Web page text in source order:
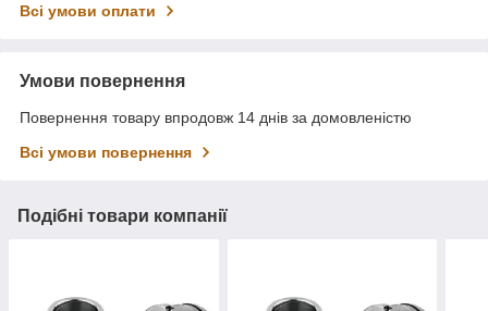
Всі умови оплати
Умови повернення
Повернення товару впродовж 14 днів за домовленістю
Всі умови повернення
Подібні товари компанії